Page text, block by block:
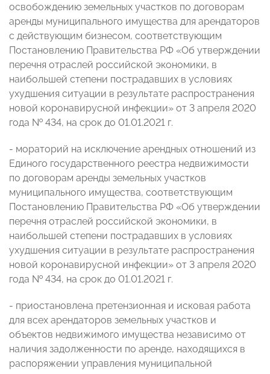
освобождению земельных участков по договорам
аренды муниципального имущества для арендаторов
с действующим бизнесом, соответствующим
Постановлению Правительства РФ «Об утверждении
перечня отраслей российской экономики, в
наибольшей степени пострадавших в условиях
ухудшения ситуации в результате распространения
новой коронавирусной инфекции» от 3 апреля 2020
года № 434, на срок до 01.01.2021 г.
- мораторий на исключение арендных отношений из
Единого государственного реестра недвижимости
по договорам аренды земельных участков
муниципального имущества, соответствующим
Постановлению Правительства РФ «Об утверждении
перечня отраслей российской экономики, в
наибольшей степени пострадавших в условиях
ухудшения ситуации в результате распространения
новой коронавирусной инфекции» от 3 апреля 2020
года № 434, на срок до 01.01.2021 г.
- приостановлена претензионная и исковая работа
для всех арендаторов земельных участков и
объектов недвижимого имущества независимо от
наличия задолженности по аренде, находящихся в
распоряжении управления муниципальной